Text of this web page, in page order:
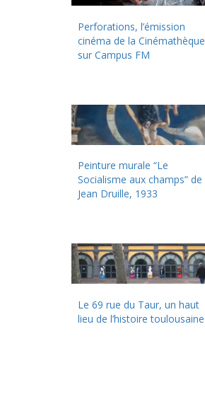
Perforations, l’émission
cinéma de la Cinémathèque
sur Campus FM
Peinture murale “Le
Socialisme aux champs” de
Jean Druille, 1933
Le 69 rue du Taur, un haut
lieu de l’histoire toulousaine